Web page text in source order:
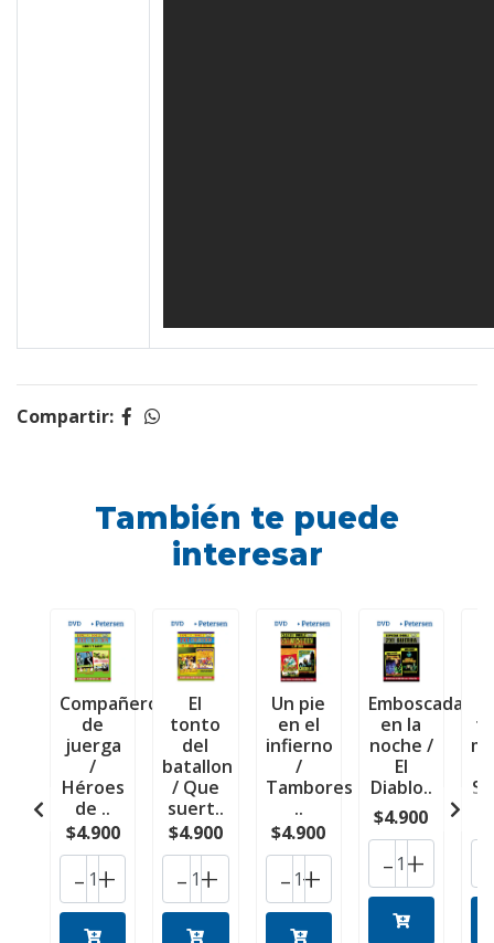
Compartir:
También te puede
interesar
Compañeros
de
juerga
/
Héroes
de ..
$4.900
+
-
El
tonto
del
batallon
/ Que
suert..
$4.900
+
-
Un pie
en el
infierno
/
Tambores
..
$4.900
+
-
Emboscada
en la
noche /
El
Diablo..
$4.900
+
-